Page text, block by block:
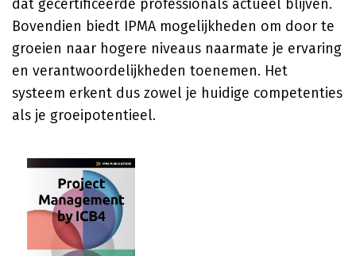
dat gecertificeerde professionals actueel blijven.
Bovendien biedt IPMA mogelijkheden om door te
groeien naar hogere niveaus naarmate je ervaring
en verantwoordelijkheden toenemen. Het
systeem erkent dus zowel je huidige competenties
als je groeipotentieel.